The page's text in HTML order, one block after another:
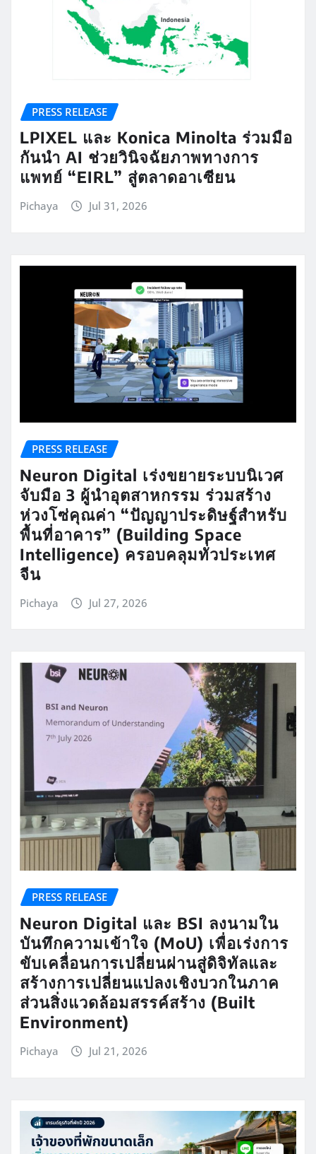
PRESS RELEASE
LPIXEL และ Konica Minolta ร่วมมือ
กันนำ AI ช่วยวินิจฉัยภาพทางการ
แพทย์ “EIRL” สู่ตลาดอาเซียน
Pichaya Jul 31, 2026
PRESS RELEASE
Neuron Digital เร่งขยายระบบนิเวศ
จับมือ 3 ผู้นำอุตสาหกรรม ร่วมสร้าง
ห่วงโซ่คุณค่า “ปัญญาประดิษฐ์สำหรับ
พื้นที่อาคาร” (Building Space
Intelligence) ครอบคลุมทั่วประเทศ
จีน
Pichaya Jul 27, 2026
PRESS RELEASE
Neuron Digital และ BSI ลงนามใน
บันทึกความเข้าใจ (MoU) เพื่อเร่งการ
ขับเคลื่อนการเปลี่ยนผ่านสู่ดิจิทัลและ
สร้างการเปลี่ยนแปลงเชิงบวกในภาค
ส่วนสิ่งแวดล้อมสรรค์สร้าง (Built
Environment)
Pichaya Jul 21, 2026